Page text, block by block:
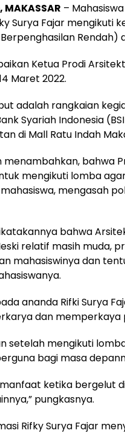
MAKASSAR –
Surya Fajar mengikuti
Rendah)
Ketua Prodi
Maret 2022.
adalah rangkaian
Syariah Indonesia
di Mall Ratu Indah
menambahkan, bahwa
mengikuti lomba
mengasah
bahwa
relatif masih muda,
mahasiswinya dan
ananda Rifki Surya
dan memperkaya
setelah mengikuti
bagi masa
ketika bergelut
pungkasnya.
Rifky Surya Fajar